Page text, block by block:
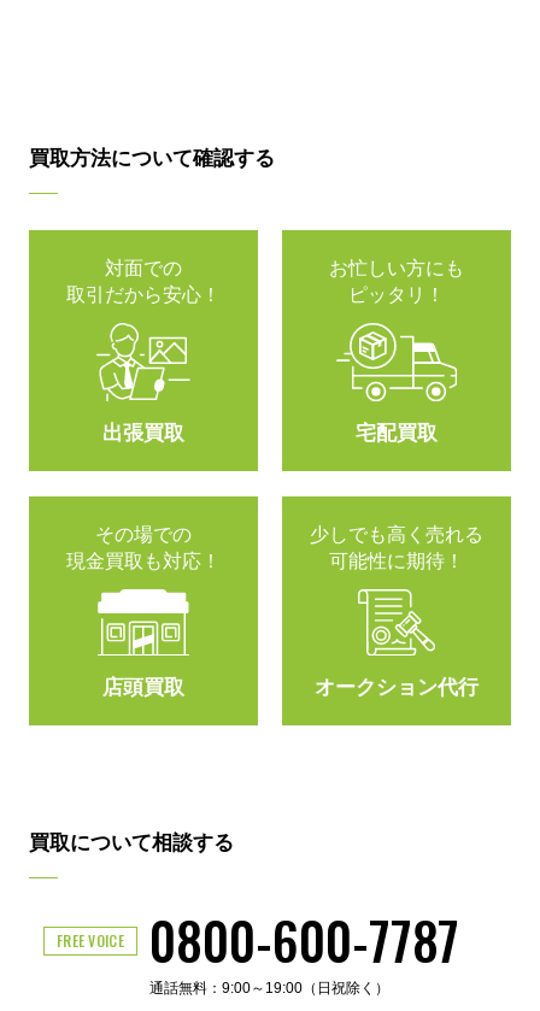
買取方法について確認する
対面での
取引だから安心！
出張買取
お忙しい方にも
ピッタリ！
宅配買取
その場での
現金買取も対応！
店頭買取
少しでも高く売れる
可能性に期待！
オークション代行
買取について相談する
FREE VOICE 0800-600-7787
通話無料：9:00～19:00（日祝除く）